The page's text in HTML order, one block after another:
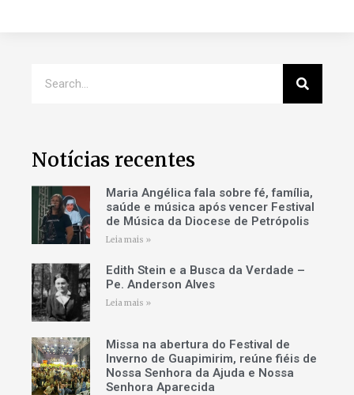
Notícias recentes
Maria Angélica fala sobre fé, família,
saúde e música após vencer Festival
de Música da Diocese de Petrópolis
Leia mais »
Edith Stein e a Busca da Verdade –
Pe. Anderson Alves
Leia mais »
Missa na abertura do Festival de
Inverno de Guapimirim, reúne fiéis de
Nossa Senhora da Ajuda e Nossa
Senhora Aparecida